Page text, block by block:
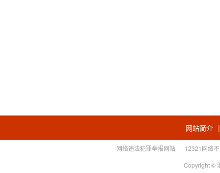
网站简介
网络违法犯罪举报网站 | 12321网络
Copyright ©